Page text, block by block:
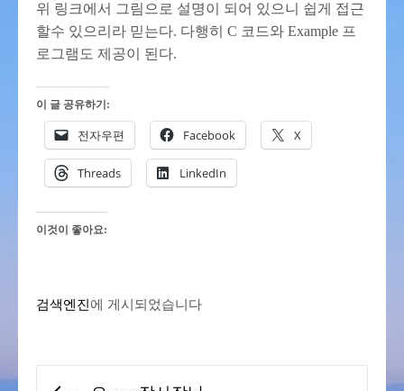
위 링크에서 그림으로 설명이 되어 있으니 쉽게 접근
할수 있으리라 믿는다. 다행히 C 코드와 Example 프
로그램도 제공이 된다.
이 글 공유하기:
전자우편 Facebook X
Threads LinkedIn
이것이 좋아요:
검색엔진에 게시되었습니다